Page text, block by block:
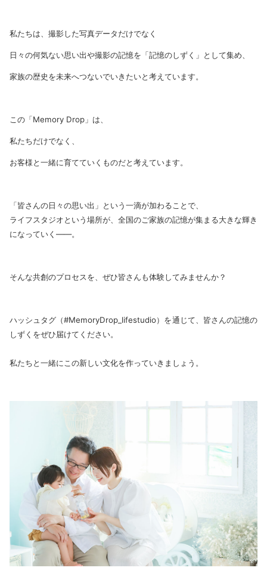
私たちは、撮影した写真データだけでなく
日々の何気ない思い出や撮影の記憶を「記憶のしずく」として集め、
家族の歴史を未来へつないでいきたいと考えています。
この「Memory Drop」は、
私たちだけでなく、
お客様と一緒に育てていくものだと考えています。
「皆さんの日々の思い出」という一滴が加わることで、
ライフスタジオという場所が、全国のご家族の記憶が集まる大きな輝き
になっていく――。
そんな共創のプロセスを、ぜひ皆さんも体験してみませんか？
ハッシュタグ（#MemoryDrop_lifestudio）を通じて、皆さんの記憶の
しずくをぜひ届けてください。
私たちと一緒にこの新しい文化を作っていきましょう。